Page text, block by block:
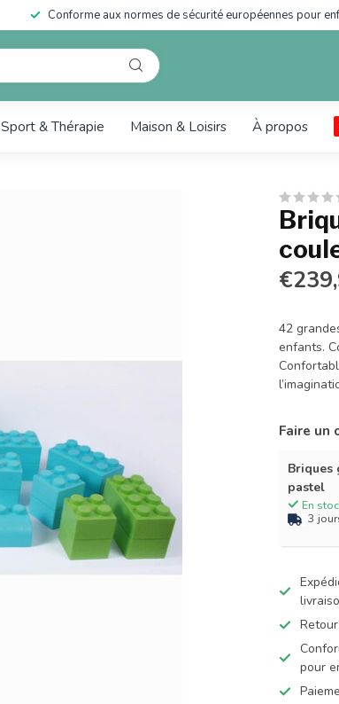
Conforme aux normes de sécurité européennes pour
Sport & Thérapie Maison & Loisirs À propos
42
enfants.
Faire un
Briques
pastel
En
3
pour